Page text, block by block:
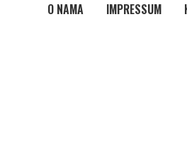
O NAMA IMPRESSUM